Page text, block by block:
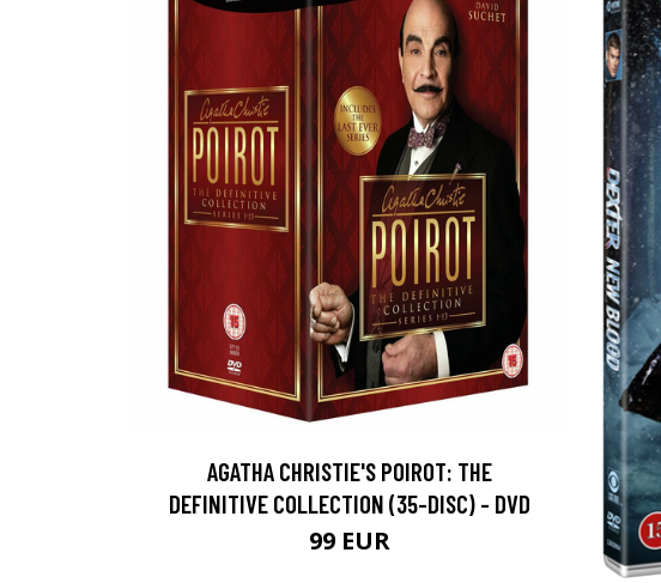
AGATHA CHRISTIE'S POIROT: THE
DEFINITIVE COLLECTION (35-DISC) - DVD
99 EUR